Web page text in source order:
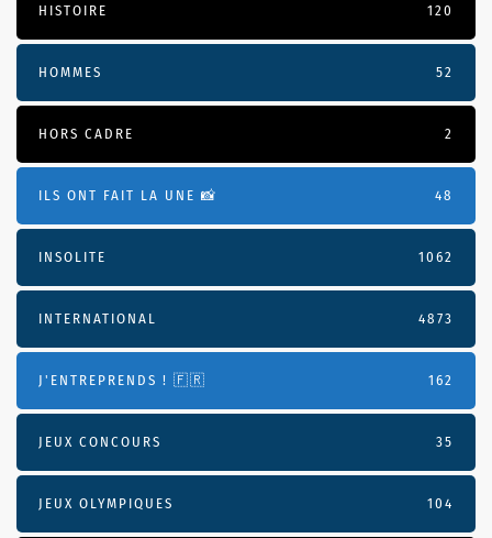
HISTOIRE 120
HOMMES 52
HORS CADRE 2
ILS ONT FAIT LA UNE 📸 48
INSOLITE 1062
INTERNATIONAL 4873
J'ENTREPRENDS ! 🇫🇷 162
JEUX CONCOURS 35
JEUX OLYMPIQUES 104